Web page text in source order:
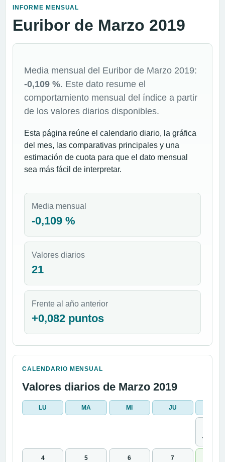
INFORME MENSUAL
Euribor de Marzo 2019
Media mensual del Euribor de Marzo 2019:
-0,109 %. Este dato resume el
comportamiento mensual del índice a partir
de los valores diarios disponibles.
Esta página reúne el calendario diario, la gráfica
del mes, las comparativas principales y una
estimación de cuota para que el dato mensual
sea más fácil de interpretar.
Media mensual
-0,109 %
Valores diarios
21
Frente al año anterior
+0,082 puntos
CALENDARIO MENSUAL
Valores diarios de Marzo 2019
LU MA MI JU
-0,108 %
4 5 6 7